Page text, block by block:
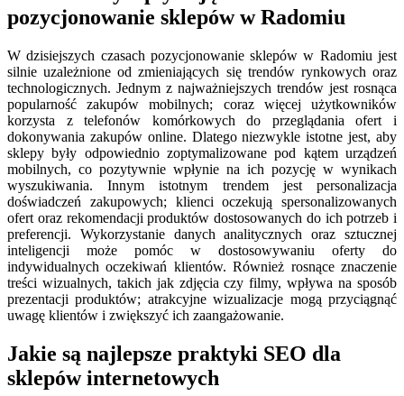
pozycjonowanie sklepów w Radomiu
W dzisiejszych czasach pozycjonowanie sklepów w Radomiu jest
silnie uzależnione od zmieniających się trendów rynkowych oraz
technologicznych. Jednym z najważniejszych trendów jest rosnąca
popularność zakupów mobilnych; coraz więcej użytkowników
korzysta z telefonów komórkowych do przeglądania ofert i
dokonywania zakupów online. Dlatego niezwykle istotne jest, aby
sklepy były odpowiednio zoptymalizowane pod kątem urządzeń
mobilnych, co pozytywnie wpłynie na ich pozycję w wynikach
wyszukiwania. Innym istotnym trendem jest personalizacja
doświadczeń zakupowych; klienci oczekują spersonalizowanych
ofert oraz rekomendacji produktów dostosowanych do ich potrzeb i
preferencji. Wykorzystanie danych analitycznych oraz sztucznej
inteligencji może pomóc w dostosowywaniu oferty do
indywidualnych oczekiwań klientów. Również rosnące znaczenie
treści wizualnych, takich jak zdjęcia czy filmy, wpływa na sposób
prezentacji produktów; atrakcyjne wizualizacje mogą przyciągnąć
uwagę klientów i zwiększyć ich zaangażowanie.
Jakie są najlepsze praktyki SEO dla
sklepów internetowych